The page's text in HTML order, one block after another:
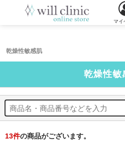
乾燥性敏感肌
マイ
乾燥性敏
13件の商品がございます。